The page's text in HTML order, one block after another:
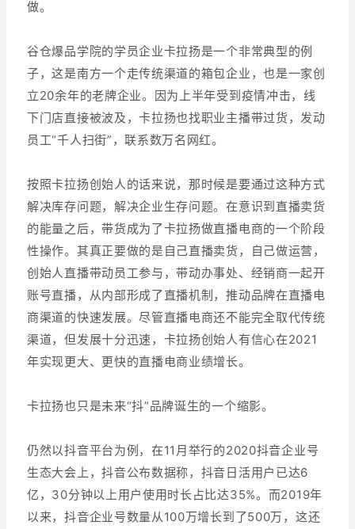
做。
谷仓爆品学院的学员企业卡拉扬是一个非常典型的例
子，这是南方一个走传统渠道的箱包企业，也是一家创
立20余年的老牌企业。因为上半年受到疫情冲击，线
下门店直接被波及，卡拉扬也找职业主播带过货，发动
员工“千人扫街”，联系数万名网红。
按照卡拉扬创始人的话来说，那时候是要通过这种方式
解决库存问题，解决企业生存问题。在意识到直播卖货
的能量之后，带货成为了卡拉扬做直播电商的一个阶段
性操作。其真正要做的是自己直播卖货，自己做运营，
创始人直播带动员工参与，带动办事处、经销商一起开
账号直播，从内部形成了直播机制，推动品牌在直播电
商渠道的快速发展。尽管直播电商还不能完全取代传统
渠道，但发展十分迅速，卡拉扬创始人有信心在2021
年实现更大、更快的直播电商业绩增长。
卡拉扬也只是未来“抖”品牌诞生的一个缩影。
仍然以抖音平台为例，在11月举行的2020抖音企业号
生态大会上，抖音公布数据称，抖音日活用户已达6
亿，30分钟以上用户使用时长占比达35%。而2019年
以来，抖音企业号数量从100万增长到了500万，这还